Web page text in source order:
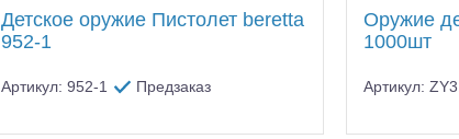
Детское оружие Пистолет beretta
952-1
Артикул: 952-1 Предзаказ
Оружие
1000шт
Артикул: